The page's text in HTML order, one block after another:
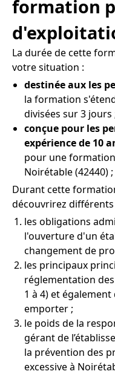
formation
La durée de cette
votre situation :
destinée aux les
la formation
divisées sur 3 jours
conçue pour les
expérience de 10
pour une
Noirétable (42440) ;
Durant cette
découvrirez
les obligations
l'ouverture d'un
changement de
les principaux
réglementation
1 à 4) et
emporter ;
le poids de la
gérant de
la prévention des
excessive à